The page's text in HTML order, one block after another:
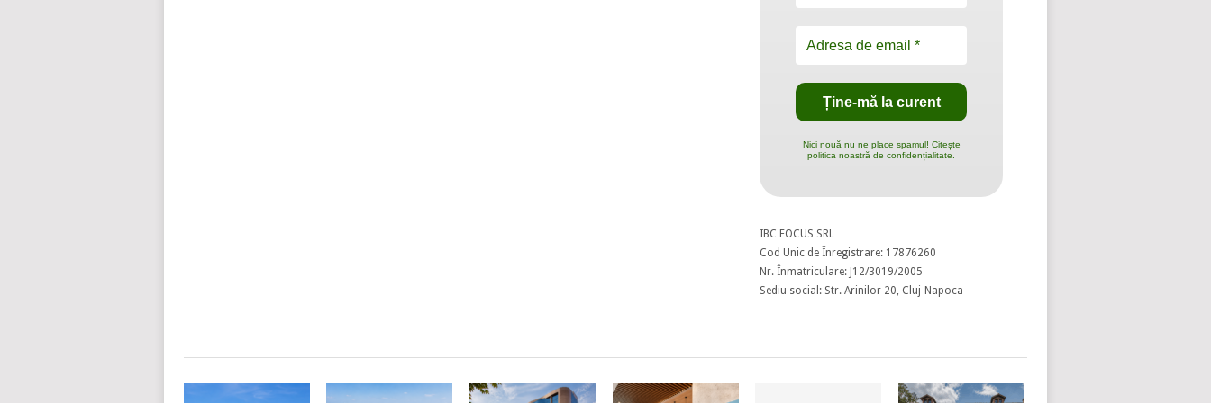
Nici nouă nu ne place spamul! Citește
politica noastră de confidențialitate.
IBC FOCUS SRL
Cod Unic de Înregistrare: 17876260
Nr. Înmatriculare: J12/3019/2005
Sediu social: Str. Arinilor 20, Cluj-Napoca